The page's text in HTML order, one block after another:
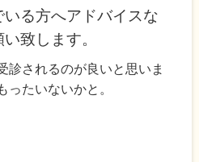
る方へアドバイスな
致します。
診されるのが良いと思いま
ったいないかと。